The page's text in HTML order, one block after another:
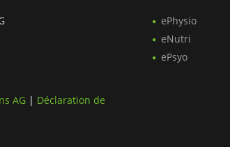
ePhysio
eNutri
ePsyo
AG | Déclaration de